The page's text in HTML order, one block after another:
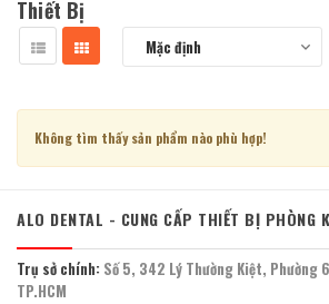
Thiết Bị
Mặc định
Không tìm thấy sản phẩm nào phù hợp!
ALO DENTAL - CUNG CẤP THIẾT BỊ PHÒNG
Trụ sở chính: Số 5, 342 Lý Thường Kiệt, Phường
TP.HCM